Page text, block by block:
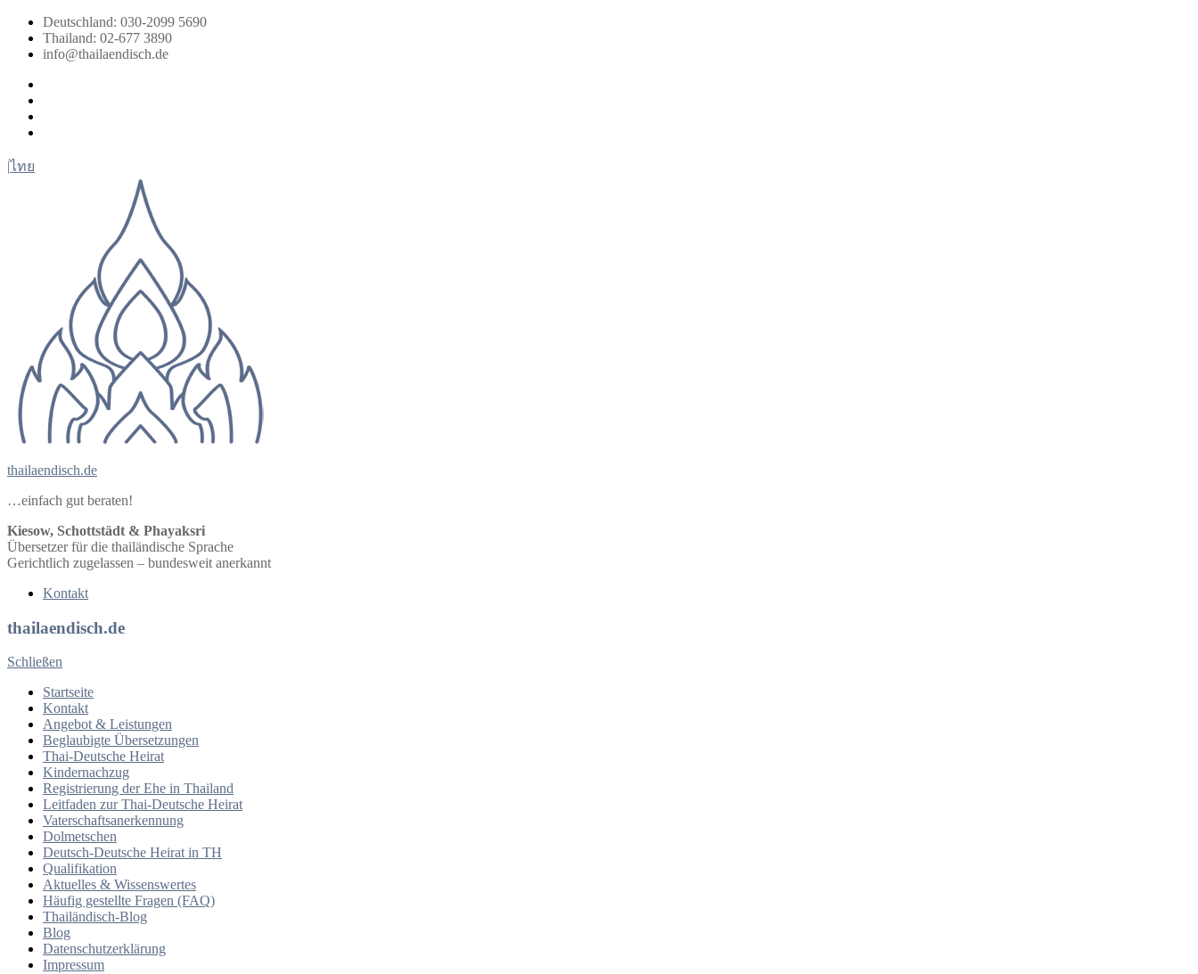
Zum
Inhalt
springen
Deutschland: 030-2099 5690
Thailand: 02-677 3890
info@thailaendisch.de
|ไทย
thailaendisch.de
…einfach gut beraten!
Kiesow, Schottstädt & Phayaksri
Übersetzer für die thailändische Sprache
Gerichtlich zugelassen – bundesweit anerkannt
Kontakt
thailaendisch.de
Schließen
Startseite
Kontakt
Angebot & Leistungen
Beglaubigte Übersetzungen
Thai-Deutsche Heirat
Kindernachzug
Registrierung der Ehe in Thailand
Leitfaden zur Thai-Deutsche Heirat
Vaterschaftsanerkennung
Dolmetschen
Deutsch-Deutsche Heirat in TH
Qualifikation
Aktuelles & Wissenswertes
Häufig gestellte Fragen (FAQ)
Thailändisch-Blog
Blog
Datenschutzerklärung
Impressum